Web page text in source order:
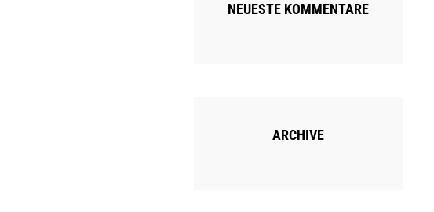
NEUESTE KOMMENTARE
ARCHIVE